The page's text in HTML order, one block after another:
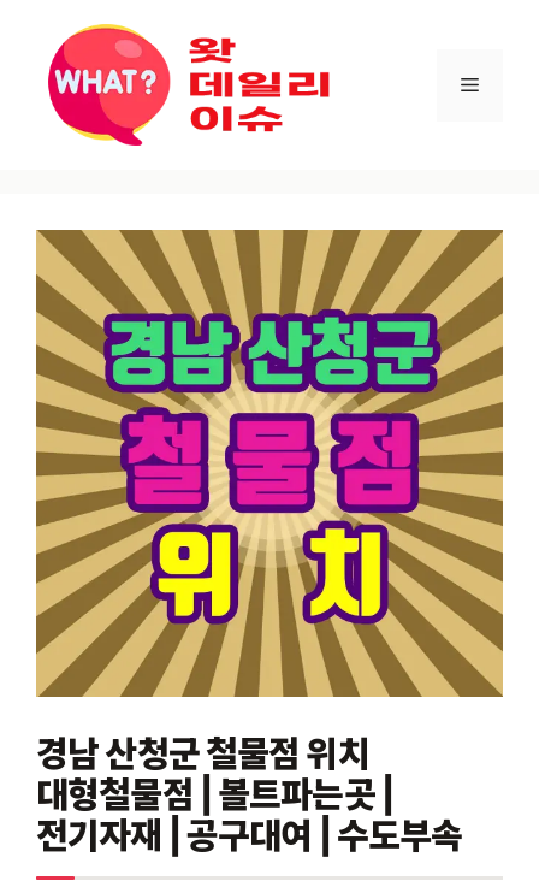
건너뛰기
메뉴
경남 산청군 철물점 위치
대형철물점 | 볼트파는곳 |
전기자재 | 공구대여 | 수도부속